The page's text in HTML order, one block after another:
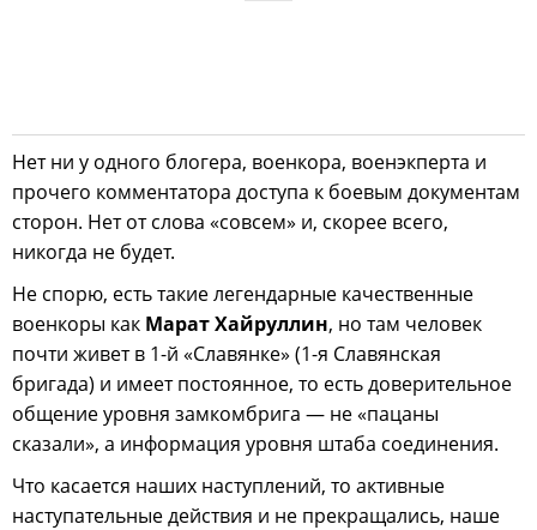
Нет ни у одного блогера, военкора, военэкперта и
прочего комментатора доступа к боевым документам
сторон. Нет от слова «совсем» и, скорее всего,
никогда не будет.
Не спорю, есть такие легендарные качественные
военкоры как Марат Хайруллин, но там человек
почти живет в 1-й «Славянке» (1-я Славянская
бригада) и имеет постоянное, то есть доверительное
общение уровня замкомбрига — не «пацаны
сказали», а информация уровня штаба соединения.
Что касается наших наступлений, то активные
наступательные действия и не прекращались, наше